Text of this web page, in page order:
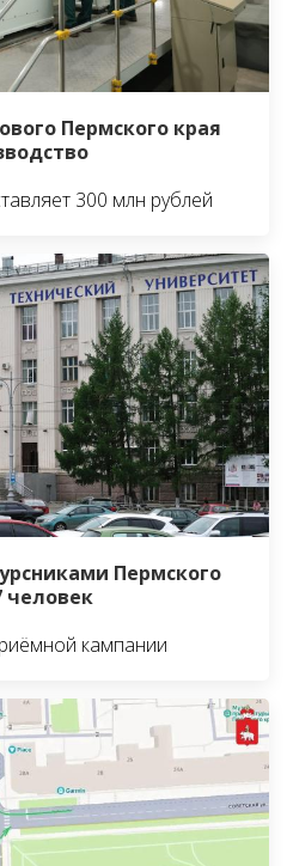
Пермского края
300 млн рублей
Пермского
человек
кампании